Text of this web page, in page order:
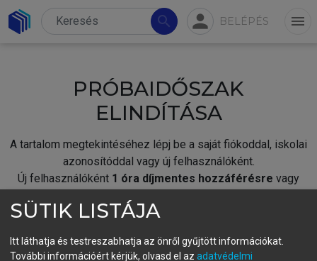
search person BELÉPÉS menu
PRÓBAIDŐSZAK
ELINDÍTÁSA
A tartalom megtekintéséhez lépj be a saját fiókoddal, iskolai
azonosítóddal vagy új felhasználóként.
Új felhasználóként 1 óra díjmentes hozzáférésre vagy
fiókoddal,vagy hozz létre új fiókot.
A regisztráció után apróbaidőszakautomatikusan
SÜTIK LISTÁJA
Itt láthatja és testreszabhatja az önről gyűjtött információkat.
További információért kérjük, olvasd el az adatvédelmi